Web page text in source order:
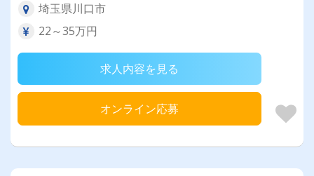
埼玉県川口市
22～35万円
求人内容を見る
オンライン応募